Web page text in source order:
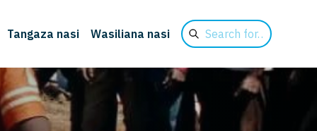
Tangaza nasi Wasiliana nasi
Search
for